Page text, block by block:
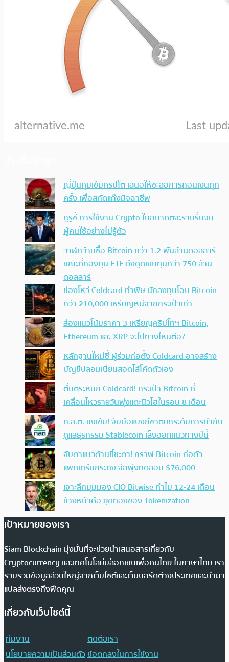
ญี่ปุ่นคุมเข้มคริปโต เสนอให้ชะลอการถอนเงินทุก
ครั้ง เพื่อสกัดแก๊งมิจฉาชีพ
กูรูชี้ การใช้งาน Crypto ในอนาคตจะราบรื่นจน
ผู้คนใช้อย่างไม่รู้ตัว
วาฬกว้านซื้อ Bitcoin กว่า 1.2 พันล้านดอลลาร์
ขณะที่กองทุน ETF ดึงดูดเงินทุนกว่า 750 ล้าน
ดอลลาร์
ช่องโหว่ Coldcard ทำพิษ นักลงทุนโอน Bitcoin
กว่า 210,000 เหรียญหนีจากกระเป๋าเก่า
ส่องแนวโน้มราคา 3 เหรียญคริปโทฯ Bitcoin,
Ethereum และ XRP จะไปทางไหนต่อ?
หลักฐานใหม่ชี้ ผู้ร่วมก่อตั้ง Coldcard อาจสร้าง
บัญชีปลอมเนียนสอดไส้โค้ดตัวเอง
ตื่นตระหนก Coldcard! กระเป๋า Bitcoin ที่
เคลื่อนไหวรายวันพุ่งแตะนิวไฮในรอบ 8 เดือน
ก.ล.ต. ชงเข้ม! จับมือแบงก์ชาติยกระดับการกำกับ
ดูแลธุรกรรม Stablecoin เล็งออกแนวทางปีนี้
จับตาแนวต้านชี้ชะตา! กราฟ Bitcoin ก่อตัว
แพทเทิร์นกระทิง จ่อพุ่งทดสอบ $76,000
เจาะลึกมุมมอง CIO Bitwise ทำไม 12-24 เดือน
ข้างหน้าคือ ยุคทองของ Tokenization
เป้าหมายของเรา
Siam Blockchain มุ่งมั่นที่จะช่วยนำเสนอสารเกี่ยวกับ
Cryptocurrency และเทคโนโลยีบล็อกเชนเพื่อคนไทย ในภาษาไทย เรา
รวบรวมข้อมูลส่วนใหญ่จากเว็บไซต์และเว็บบอร์ดต่างประเทศและนำมา
แปลส่งตรงถึงฟีดคุณ
เกี่ยวกับเว็บไซต์นี้
ทีมงาน
ติดต่อเรา
นโยบายความเป็นส่วนตัวข้อตกลงในการใช้งาน